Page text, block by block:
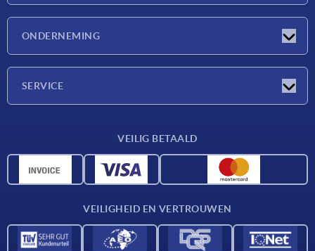
ONDERNEMING
SERVICE
CAD-gegevens
VEILIG BETAALD
VEILIGHEID EN VERTROUWEN